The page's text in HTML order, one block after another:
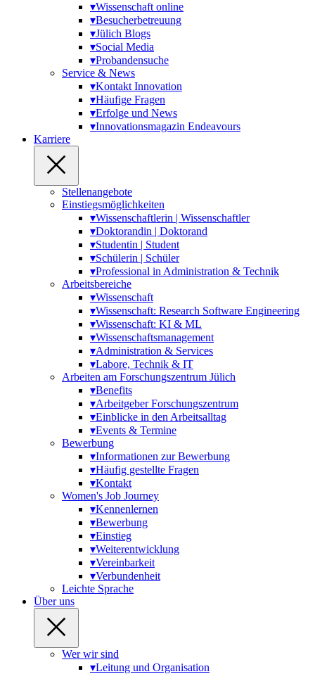
▾Wissenschaft online
▾Besucherbetreuung
▾Jülich Blogs
▾Social Media
▾Probandensuche
Service & News
▾Kontakt Innovation
▾Häufige Fragen
▾Erfolge und News
▾Innovationsmagazin Endeavours
Karriere
Stellenangebote
Einstiegsmöglichkeiten
▾Wissenschaftlerin | Wissenschaftler
▾Doktorandin | Doktorand
▾Studentin | Student
▾Schülerin | Schüler
▾Professional in Administration & Technik
Arbeitsbereiche
▾Wissenschaft
▾Wissenschaft: Research Software Engineering
▾Wissenschaft: KI & ML
▾Wissenschaftsmanagement
▾Administration & Services
▾Labore, Technik & IT
Arbeiten am Forschungszentrum Jülich
▾Benefits
▾Arbeitgeber Forschungszentrum
▾Einblicke in den Arbeitsalltag
▾Events & Termine
Bewerbung
▾Informationen zur Bewerbung
▾Häufig gestellte Fragen
▾Kontakt
Women's Job Journey
▾Kennenlernen
▾Bewerbung
▾Einstieg
▾Weiterentwicklung
▾Vereinbarkeit
▾Verbundenheit
Leichte Sprache
Über uns
Wer wir sind
▾Leitung und Organisation